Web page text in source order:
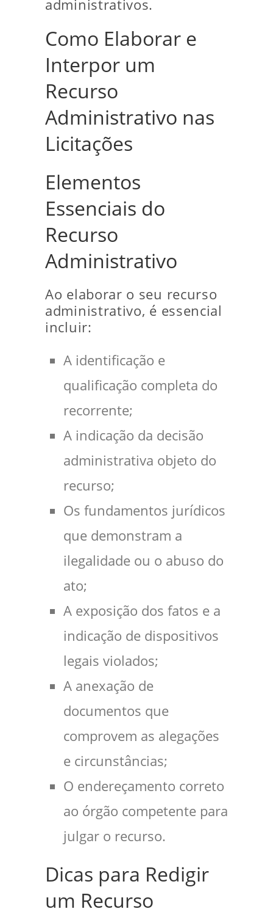
administrativos.
Como Elaborar e
Interpor um
Recurso
Administrativo nas
Licitações
Elementos
Essenciais do
Recurso
Administrativo
Ao elaborar o seu recurso
administrativo, é essencial
incluir:
A identificação e
qualificação completa do
recorrente;
A indicação da decisão
administrativa objeto do
recurso;
Os fundamentos jurídicos
que demonstram a
ilegalidade ou o abuso do
ato;
A exposição dos fatos e a
indicação de dispositivos
legais violados;
A anexação de
documentos que
comprovem as alegações
e circunstâncias;
O endereçamento correto
ao órgão competente para
julgar o recurso.
Dicas para Redigir
um Recurso